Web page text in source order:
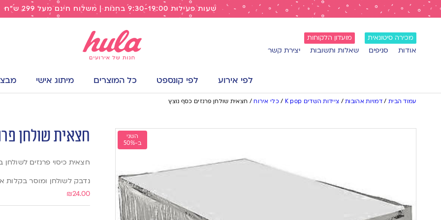
שעות פעילות 9:30-19:00 בחנות | משלוח חינם מעל 299 ש"ח
מכירה סיטונאית מועדון הלקוחות
אודות סניפים שאלות ותשובות יצירת קשר
לפי אירוע לפי קונספט כל המוצרים מיתוג אישי
עמוד הבית / דמויות אהובות/ ציידות השדים K pop /כלי אירוח / חצאית שולחן פרנזים כסף נוצץ
השני
ב-50%
חצאית שולחן
חצאית כיסוי פרנזים לשולחן בצבע
נדבק לשולחן ומוסר בקלות
₪24.00